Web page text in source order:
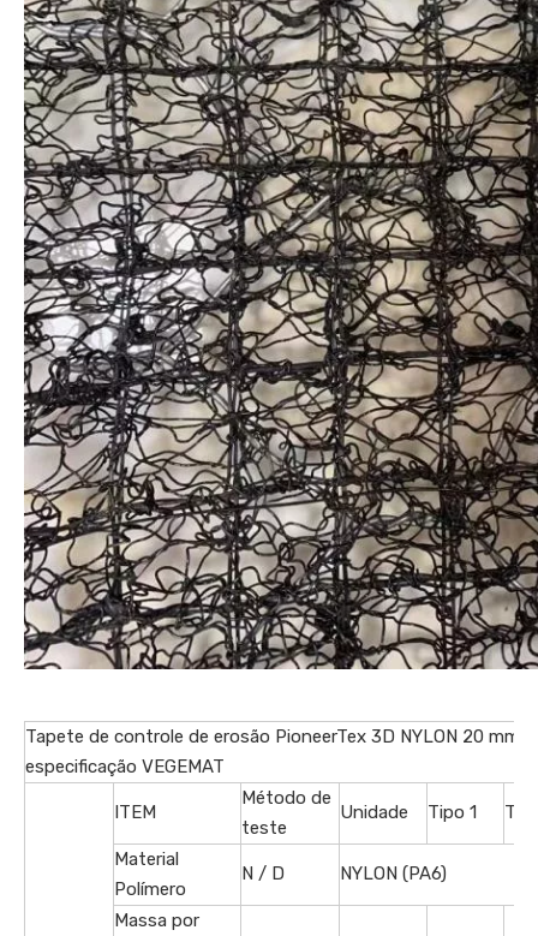
Tapete de controle de erosão PioneerTex 3D NYLON 20 mm
especificação VEGEMAT
ITEM
Método de
teste
Unidade Tipo 1
Material
Polímero
N / D NYLON (PA6)
Massa por